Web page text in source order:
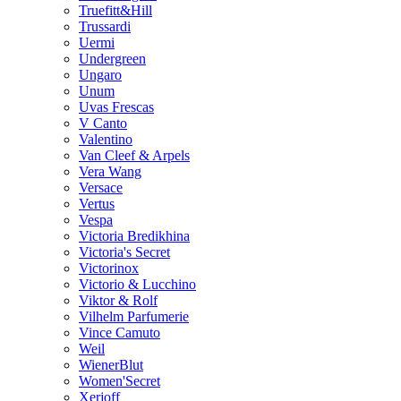
Truefitt&Hill
Trussardi
Uermi
Undergreen
Ungaro
Unum
Uvas Frescas
V Canto
Valentino
Van Cleef & Arpels
Vera Wang
Versace
Vertus
Vespa
Victoria Bredikhina
Victoria's Secret
Victorinox
Victorio & Lucchino
Viktor & Rolf
Vilhelm Parfumerie
Vince Camuto
Weil
WienerBlut
Women'Secret
Xerjoff